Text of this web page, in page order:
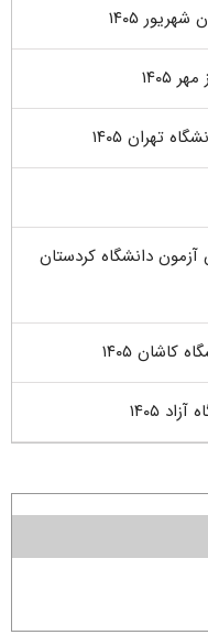
۱۴۰۵
تهران ۱۴۰۵
آزمون دانشگاه کردستان
۱۴۰۵
۱۴۰۵